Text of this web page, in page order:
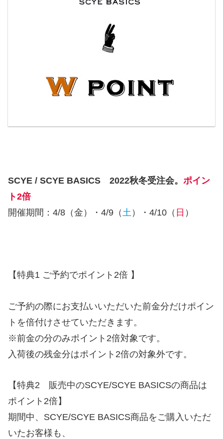
SCYE / SCYE BASICS 2022秋冬受注会。 ポイン
ト2倍
開催期間：4/8（金）・4/9（土）・4/10（ 日 ）
【特典1 ご予約でポイント2倍 】
ご予約の際にお支払いいただいた前金分だけポイン
トを倍付けさせていただきます。
※前金の分のみポイント2倍対象です。
入荷後の残金分はポイント2倍の対象外です。
【特典2 販売中のSCYE/SCYE BASICSの​商品は
ポイント2倍】
期間中、SCYE/SCYE BASICS商品をご購入いただ
いたお客様も、